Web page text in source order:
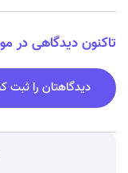
تاکنون دیدگاهی در
دیدگاهتان را ثبت